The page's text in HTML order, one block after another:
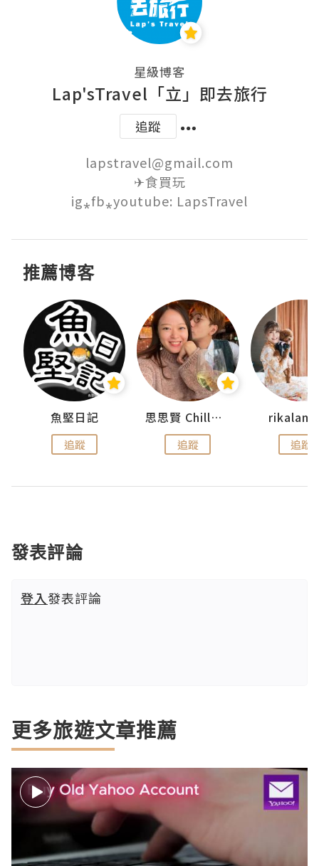
星級博客
Lap'sTravel「立」即去旅行
追蹤
lapstravel@gmail.com
✈食買玩
ig⁎fb⁎youtube: LapsTravel
推薦博客
魚堅日記
追蹤
思思賢 ChillMyBabe
追蹤 追蹤
發表評論
登入發表評論
更多旅遊文章推薦